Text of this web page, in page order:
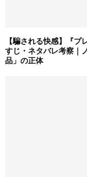
【騙される快感】『プ
すじ・ネタバレ考察｜
品」の正体